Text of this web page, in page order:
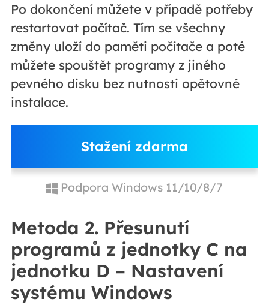
Po dokončení můžete v případě potřeby
restartovat počítač. Tím se všechny
změny uloží do paměti počítače a poté
můžete spouštět programy z jiného
pevného disku bez nutnosti opětovné
instalace.
Stažení zdarma
Podpora Windows 11/10/8/7
Metoda 2. Přesunutí
programů z jednotky C na
jednotku D – Nastavení
systému Windows